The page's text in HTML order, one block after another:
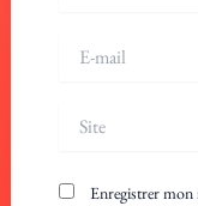
mail
Enregistrer mon